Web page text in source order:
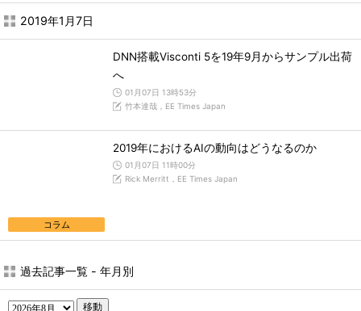
2019年1月7日
DNN搭載Visconti 5を19年9月からサンプル出荷
へ
01月07日 13時53分
竹本達哉，EE Times Japan
コラム
2019年におけるAIの動向はどうなるのか
01月07日 11時00分
Rick Merritt，EE Times Japan
過去記事一覧 - 年月別
移動